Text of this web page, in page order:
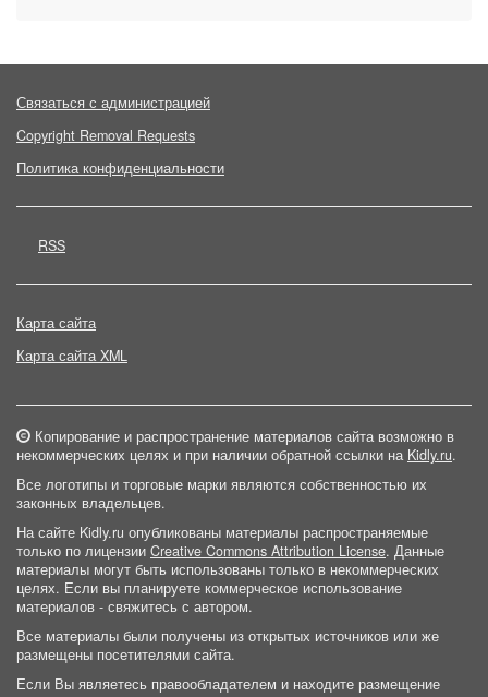
Связаться с администрацией
Copyright Removal Requests
Политика конфиденциальности
RSS
Карта сайта
Карта сайта XML
Копирование и распространение материалов сайта возможно в
некоммерческих целях и при наличии обратной ссылки на Kidly.ru.
Все логотипы и торговые марки являются собственностью их
законных владельцев.
На сайте Kidly.ru опубликованы материалы распространяемые
только по лицензии Creative Commons Attribution License. Данные
материалы могут быть использованы только в некоммерческих
целях. Если вы планируете коммерческое использование
материалов - свяжитесь с автором.
Все материалы были получены из открытых источников или же
размещены посетителями сайта.
Если Вы являетесь правообладателем и находите размещение